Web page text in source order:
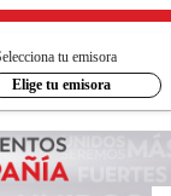
tu emisora
Elige tu emisora